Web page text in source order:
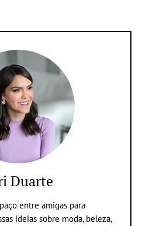
Duarte
entre amigas para
ideias sobre moda, beleza,